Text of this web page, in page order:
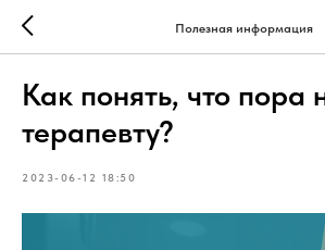
Полезная информация
Как понять, что пора
терапевту?
2023-06-12 18:50